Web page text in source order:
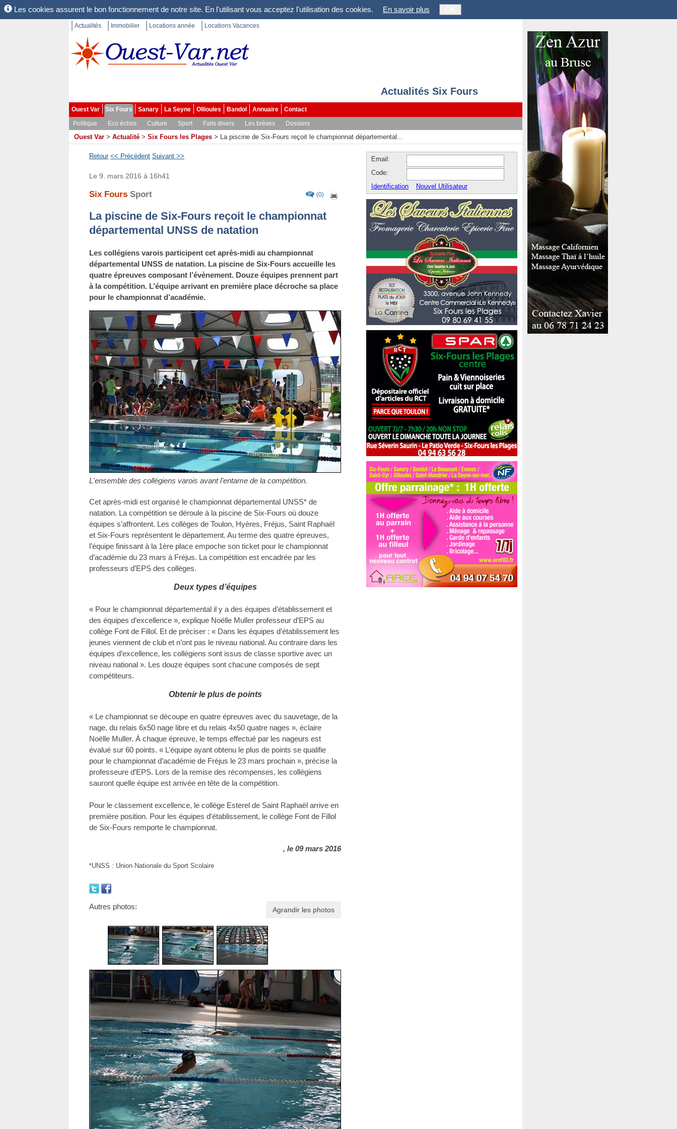
Les cookies assurent le bon fonctionnement de notre site. En l'utilisant vous acceptez l'utilisation des cookies. En savoir plus
Actualités Immobilier Locations année Locations Vacances
Actualités Six Fours
Ouest Var Six Fours Sanary La Seyne Ollioules Bandol Annuaire
Contact
Politique
Eco échos Culture Sport Faits divers Les brèves Dossiers
Ouest Var > Actualité > Six Fours les Plages > La piscine de Six-Fours reçoit le championnat départemental...
Retour << Précédent Suivant >>
(0)
Le 9. mars 2016 à 16h41
Six Fours Sport
La piscine de Six-Fours reçoit le championnat
départemental UNSS de natation
Les collégiens varois participent cet après-midi au championnat
départemental UNSS de natation. La piscine de Six-Fours accueille les
quatre épreuves composant l’évènement. Douze équipes prennent part
à la compétition. L’équipe arrivant en première place décroche sa place
pour le championnat d’académie.
L'ensemble des collégiens varois avant l'entame de la compétition.
Cet après-midi est organisé le championnat départemental UNSS* de
natation. La compétition se déroule à la piscine de Six-Fours où douze
équipes s’affrontent. Les collèges de Toulon, Hyères, Fréjus, Saint Raphaël
et Six-Fours représentent le département. Au terme des quatre épreuves,
l’équipe finissant à la 1ère place empoche son ticket pour le championnat
d’académie du 23 mars à Fréjus. La compétition est encadrée par les
professeurs d’EPS des collèges.
Deux types d’équipes
« Pour le championnat départemental il y a des équipes d’établissement et
des équipes d’excellence », explique Noëlle Muller professeur d’EPS au
collège Font de Fillol. Et de préciser : « Dans les équipes d’établissement les
jeunes viennent de club et n’ont pas le niveau national. Au contraire dans les
équipes d’excellence, les collégiens sont issus de classe sportive avec un
niveau national ». Les douze équipes sont chacune composés de sept
compétiteurs.
Obtenir le plus de points
« Le championnat se découpe en quatre épreuves avec du sauvetage, de la
nage, du relais 6x50 nage libre et du relais 4x50 quatre nages », éclaire
Noëlle Muller. À chaque épreuve, le temps effectué par les nageurs est
évalué sur 60 points. « L’équipe ayant obtenu le plus de points se qualifie
pour le championnat d’académie de Fréjus le 23 mars prochain », précise la
professeure d’EPS. Lors de la remise des récompenses, les collégiens
sauront quelle équipe est arrivée en tête de la compétition.
Pour le classement excellence, le collège Esterel de Saint Raphaël arrive en
première position. Pour les équipes d'établissement, le collège Font de Fillol
de Six-Fours remporte le championnat.
, le 09 mars 2016
*UNSS : Union Nationale du Sport Scolaire
Agrandir les photos
Autres photos:
Email:
Code:
Identification
Nouvel Utilisateur